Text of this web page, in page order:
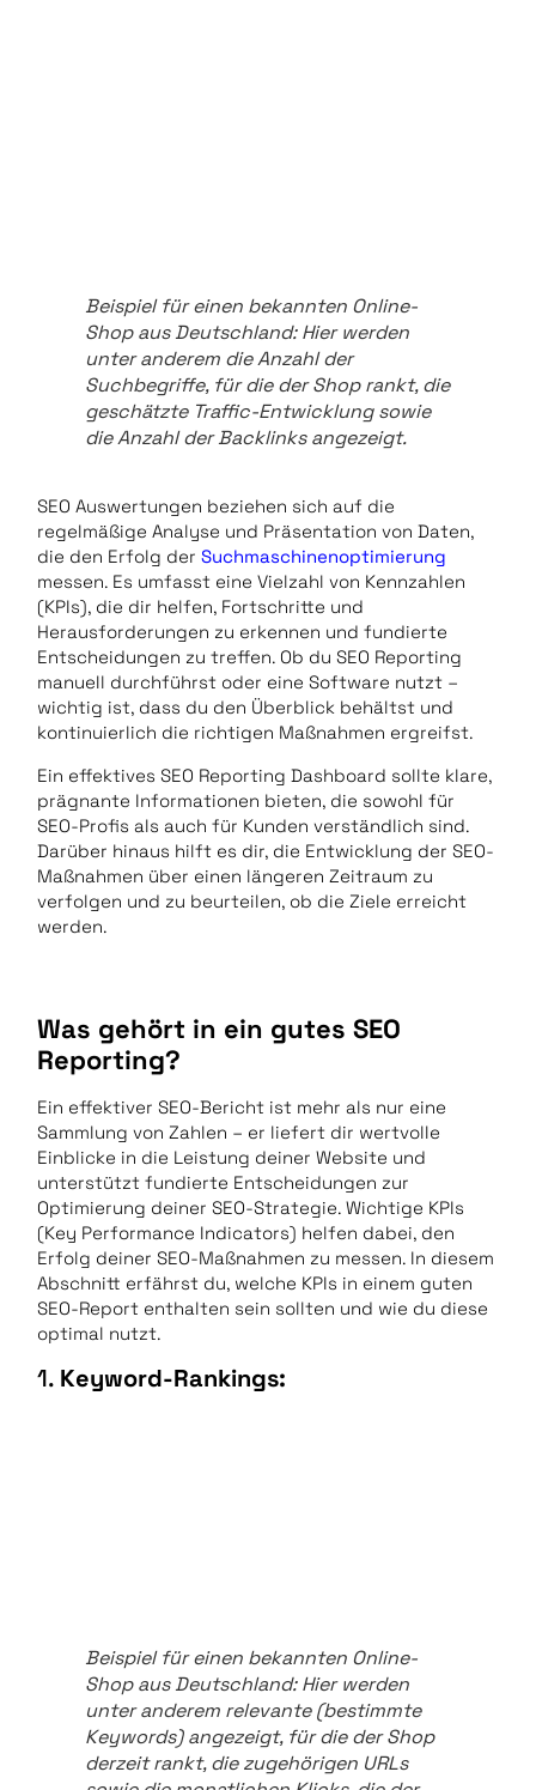
Beispiel für einen bekannten Online-
Shop aus Deutschland: Hier werden
unter anderem die Anzahl der
Suchbegriffe, für die der Shop rankt, die
geschätzte Traffic-Entwicklung sowie
die Anzahl der Backlinks angezeigt.
SEO Auswertungen beziehen sich auf die
regelmäßige Analyse und Präsentation von Daten,
die den Erfolg derSuchmaschinenoptimierung
messen. Es umfasst eine Vielzahl von Kennzahlen
(KPIs), die dir helfen, Fortschritte und
Herausforderungen zu erkennen und fundierte
Entscheidungen zu treffen. Ob du SEO Reporting
manuell durchführst oder eine Software nutzt –
wichtig ist, dass du den Überblick behältst und
kontinuierlich die richtigen Maßnahmen ergreifst.
Ein effektives SEO Reporting Dashboard sollte klare,
prägnante Informationen bieten, die sowohl für
SEO-Profis als auch für Kunden verständlich sind.
Darüber hinaus hilft es dir, die Entwicklung der SEO-
Maßnahmen über einen längeren Zeitraum zu
verfolgen und zu beurteilen, ob die Ziele erreicht
werden.
Was gehört in ein gutes SEO
Reporting?
Ein effektiver SEO-Bericht ist mehr als nur eine
Sammlung von Zahlen – er liefert dir wertvolle
Einblicke in die Leistung deiner Website und
unterstützt fundierte Entscheidungen zur
Optimierung deiner SEO-Strategie. Wichtige KPIs
(Key Performance Indicators) helfen dabei, den
Erfolg deiner SEO-Maßnahmen zu messen. In diesem
Abschnitt erfährst du, welche KPIs in einem guten
SEO-Report enthalten sein sollten und wie du diese
optimal nutzt.
1. Keyword-Rankings:
Beispiel für einen bekannten Online-
Shop aus Deutschland: Hier werden
unter anderem relevante (bestimmte
Keywords) angezeigt, für die der Shop
derzeit rankt, die zugehörigen URLs